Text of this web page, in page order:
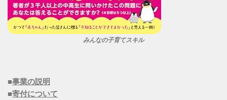
みんなの子育てスキル
■事業の説明
■寄付について